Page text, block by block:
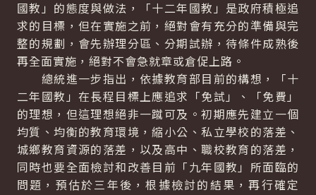
國教」的態度與做法，「十二年國教」是政府積極追
求的目標，但在實施之前，絕對會有充分的準備與完
整的規劃，會先辦理分區、分期試辦，待條件成熟後
再全面實施，絕對不會急就章或倉促上路。
總統進一步指出，依據教育部目前的構想，「十
二年國教」在長程目標上應追求「免試」、「免費」
的理想，但這理想絕非一蹴可及。初期應先建立一個
均質、均衡的教育環境，縮小公、私立學校的落差、
城鄉教育資源的落差，以及高中、職校教育的落差，
同時也要全面檢討和改善目前「九年國教」所面臨的
問題，預估於三年後，根據檢討的結果，再行確定